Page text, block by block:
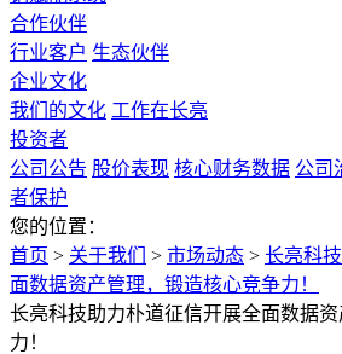
合作伙伴
行业客户 生态伙伴
企业文化
我们的文化 工作在长亮
投资者
公司公告 股价表现 核心财务数据 公司
者保护
您的位置：
首页 > 关于我们 > 市场动态 > 长亮科
面数据资产管理，锻造核心竞争力！
长亮科技助力朴道征信开展全面数据
力！